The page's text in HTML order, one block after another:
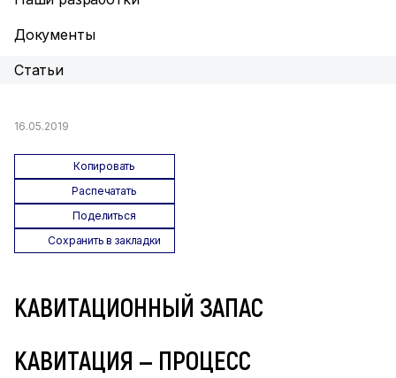
Документы
Статьи
16.05.2019
Копировать
Распечатать
Поделиться
Сохранить в закладки
КАВИТАЦИОННЫЙ ЗАПАС
КАВИТАЦИЯ — ПРОЦЕСС